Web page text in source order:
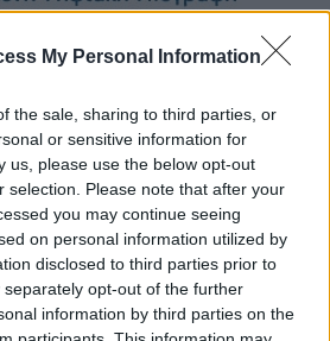
My Personal Information
the sale, sharing to third parties, or
or sensitive information for
us, please use the below opt-out
selection. Please note that after your
you may continue seeing
on personal information utilized by
disclosed to third parties prior to
opt-out of the further
information by third parties on the